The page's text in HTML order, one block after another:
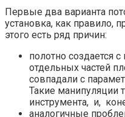
Первые два варианта
установка, как правило,
этого есть ряд причин:
полотно создается
отдельных частей
совпадали с
Такие манипуляции
инструмента, и,
аналогичные